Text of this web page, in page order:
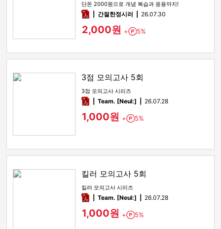
단돈 2000원으로 개념 복습과 응용까지!
pdf간절한정시러 26.07.30
2,000원 + Point
5%
3점 모의고사 5회
3점 모의고사 시리즈
pdfTeam. [Neul:] 26.07.28
1,000원 + Point
5%
킬러 모의고사 5회
킬러 모의고사 시리즈
pdfTeam. [Neul:] 26.07.28
1,000원 + Point
5%